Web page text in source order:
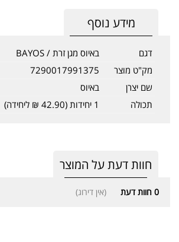
מידע נוסף
דגם
באיוס מגן זרת / BAYOS
מק"ט מוצר
7290017991375
שם יצרן
באיוס
תכולה
1 יחידות (42.90 ₪ ליחידה)
חוות דעת על המוצר
0 חוות דעת (אין דירוג)